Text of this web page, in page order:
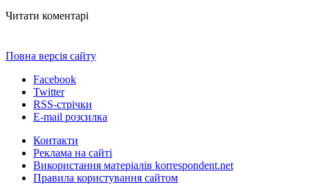
Читати коментарі
Повна версія сайту
Facebook
Twitter
RSS-стрічки
E-mail розсилка
Контакти
Реклама на сайті
Використання матеріалів korrespondent.net
Правила користування сайтом